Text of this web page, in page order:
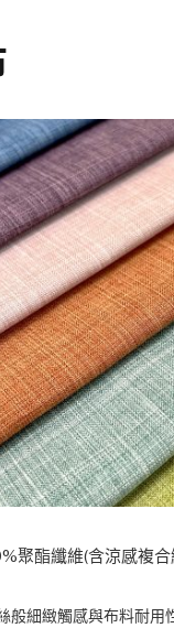
聚酯纖維(含涼感複合
般細緻觸感與布料耐用